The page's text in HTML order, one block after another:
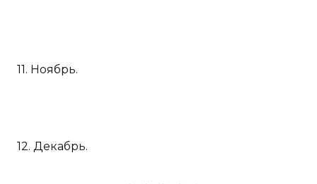
11. Ноябрь.
12. Декабрь.